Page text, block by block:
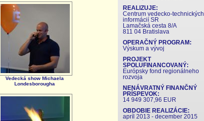
Vedecká show Michaela
Londesborougha
REALIZUJE:
Centrum vedecko-technických
informácií SR
Lamačská cesta 8/A
811 04 Bratislava
OPERAČNÝ PROGRAM:
Výskum a vývoj
PROJEKT
SPOLUFINANCOVANÝ:
Európsky fond regionálneho
rozvoja
NENÁVRATNÝ FINANČNÝ
PRÍSPEVOK:
14 949 307,96 EUR
OBDOBIE REALIZÁCIE:
apríl 2013 - december 2015